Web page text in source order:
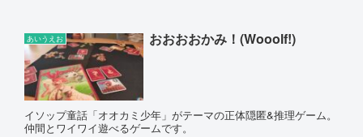
あいうえお おおおおかみ！(Wooolf!)
イソップ童話「オオカミ少年」がテーマの正体隠匿&推理ゲーム。
仲間とワイワイ遊べるゲームです。